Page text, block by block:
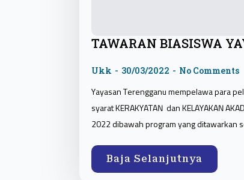
TAWARAN BIASISWA
Ukk 30/03/2022 No Comments
Yayasan Terengganu mempelawa para
syarat KERAKYATAN dan KELAYAKAN
2022 dibawah program yang ditawarkan
Baja Selanjutnya